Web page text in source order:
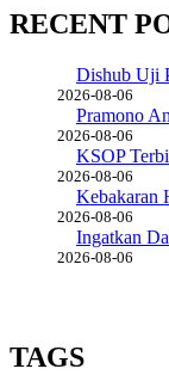
RECENT
Dishub Uji
2026-08-06
Pramono
2026-08-06
KSOP
2026-08-06
Kebakaran
2026-08-06
Ingatkan
2026-08-06
TAGS